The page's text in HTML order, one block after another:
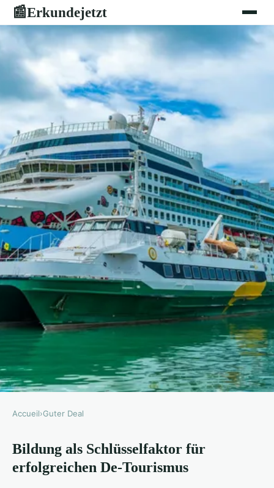
📰Erkundejetzt
Welche Rolle spielt Bildung im
Erfolg des De-Tourismus?
Accueil›Guter Deal
Bildung als Schlüsselfaktor für
erfolgreichen De-Tourismus